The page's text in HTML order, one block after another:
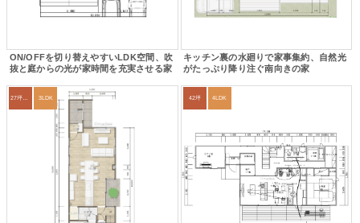
ON/OFFを切り替えやすいLDK空間、吹
抜と庭からの光が家時間を充実させる家
キッチン裏の水廻りで家事集約、自然光
がたっぷり降り注ぐ南向きの家
3LDK 42坪 4LDK